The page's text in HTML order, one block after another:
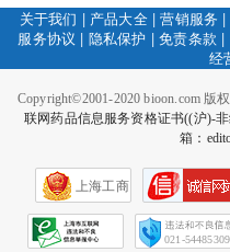
关于我们 | 产品大全|营销服务 |
服务协议 | 隐私保护 |免责条款 |
经
Copyright©2001-2020 bioon.com 版
联网药品信息服务资格证书((沪)-
箱：
上海工商
021-